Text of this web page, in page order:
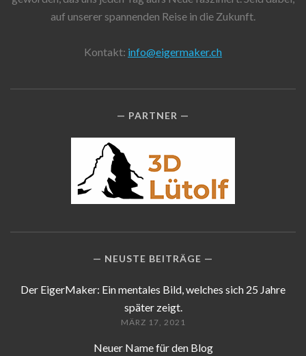
auf unserer spannenden Reise in die Zukunft.
Kontakt: info@eigermaker.ch
PARTNER
NEUSTE BEITRÄGE
Der EigerMaker: Ein mentales Bild, welches sich 25 Jahre
später zeigt.
MÄRZ 17, 2021
Neuer Name für den Blog